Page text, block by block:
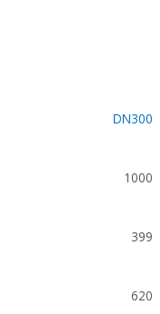
DN300
1000
399
620